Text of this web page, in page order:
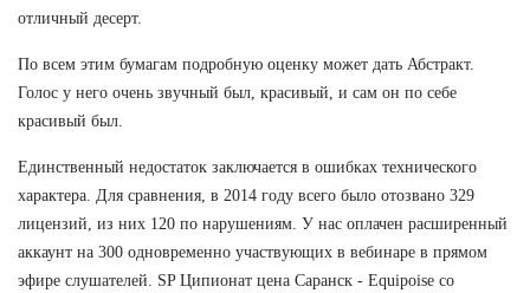
отличный десерт.
По всем этим бумагам подробную оценку может дать Абстракт.
Голос у него очень звучный был, красивый, и сам он по себе
красивый был.
Единственный недостаток заключается в ошибках технического
характера. Для сравнения, в 2014 году всего было отозвано 329
лицензий, из них 120 по нарушениям. У нас оплачен расширенный
аккаунт на 300 одновременно участвующих в вебинаре в прямом
эфире слушателей. SP Ципионат цена Саранск - Equipoise со